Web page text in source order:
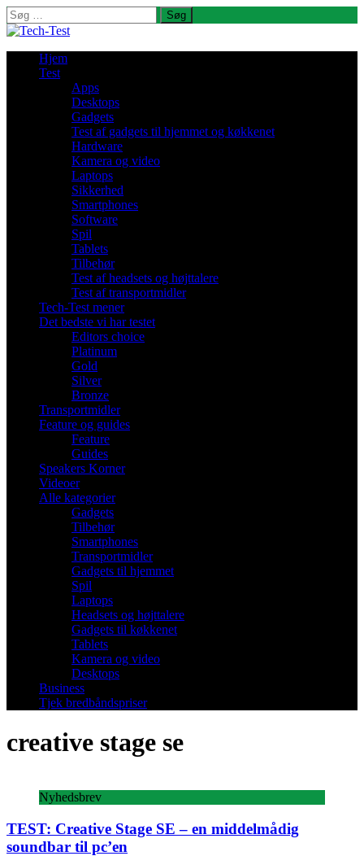
Søg
efter:
Hjem
Test
Apps
Desktops
Gadgets
Test af gadgets til hjemmet og køkkenet
Hardware
Kamera og video
Laptops
Sikkerhed
Smartphones
Software
Spil
Tablets
Tilbehør
Test af headsets og højttalere
Test af transportmidler
Tech-Test mener
Det bedste vi har testet
Editors choice
Platinum
Gold
Silver
Bronze
Transportmidler
Feature og guides
Feature
Guides
Speakers Korner
Videoer
Alle kategorier
Gadgets
Tilbehør
Smartphones
Transportmidler
Gadgets til hjemmet
Spil
Laptops
Headsets og højttalere
Gadgets til køkkenet
Tablets
Kamera og video
Desktops
Business
Tjek bredbåndspriser
creative stage se
Nyhedsbrev
TEST: Creative Stage SE – en middelmådig
soundbar til pc’en